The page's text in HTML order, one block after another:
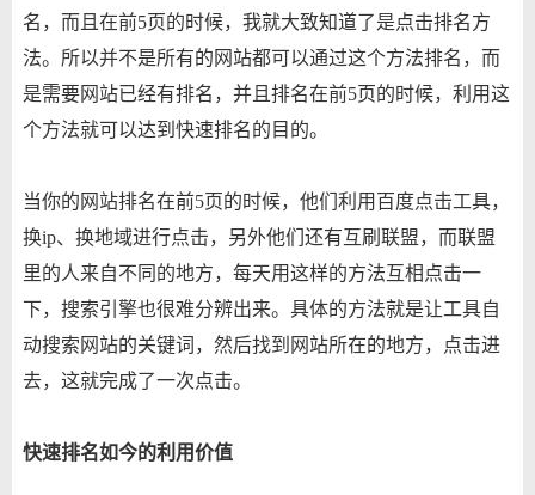
名，而且在前5页的时候，我就大致知道了是点击排名方
法。所以并不是所有的网站都可以通过这个方法排名，而
是需要网站已经有排名，并且排名在前5页的时候，利用这
个方法就可以达到快速排名的目的。
当你的网站排名在前5页的时候，他们利用百度点击工具，
换ip、换地域进行点击，另外他们还有互刷联盟，而联盟
里的人来自不同的地方，每天用这样的方法互相点击一
下，搜索引擎也很难分辨出来。具体的方法就是让工具自
动搜索网站的关键词，然后找到网站所在的地方，点击进
去，这就完成了一次点击。
快速排名如今的利用价值